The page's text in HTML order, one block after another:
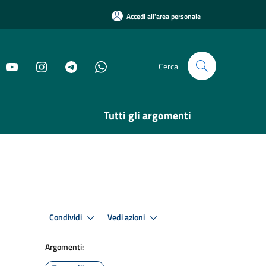
Accedi all'area personale
Cerca
Tutti gli argomenti
Condividi Vedi azioni
Argomenti: